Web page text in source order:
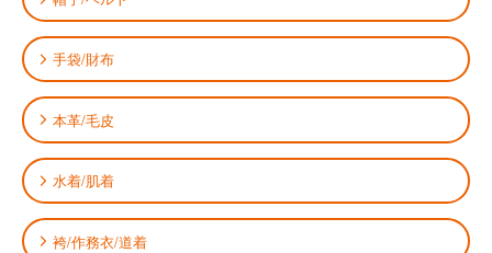
手袋/財布
本革/毛皮
水着/肌着
袴/作務衣/道着